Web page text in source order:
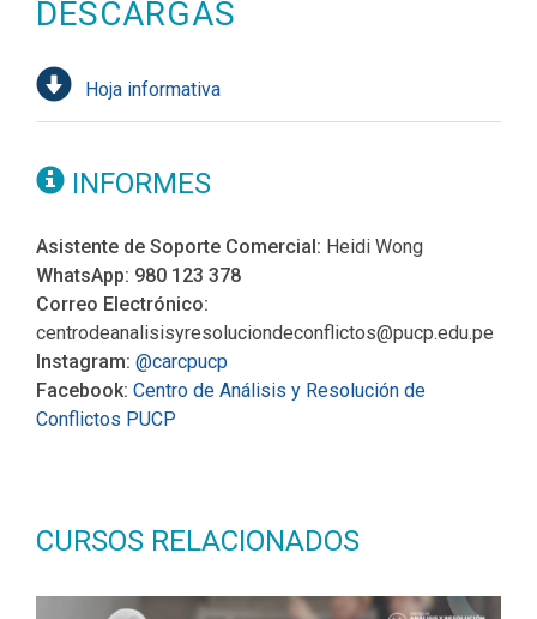
DESCARGAS
Hoja informativa
INFORMES
Asistente de Soporte Comercial: Heidi Wong
WhatsApp: 980 123 378
Correo Electrónico:
centrodeanalisisyresoluciondeconflictos@pucp.edu.pe
Instagram: @carcpucp
Facebook: Centro de Análisis y Resolución de
Conflictos PUCP
CURSOS RELACIONADOS